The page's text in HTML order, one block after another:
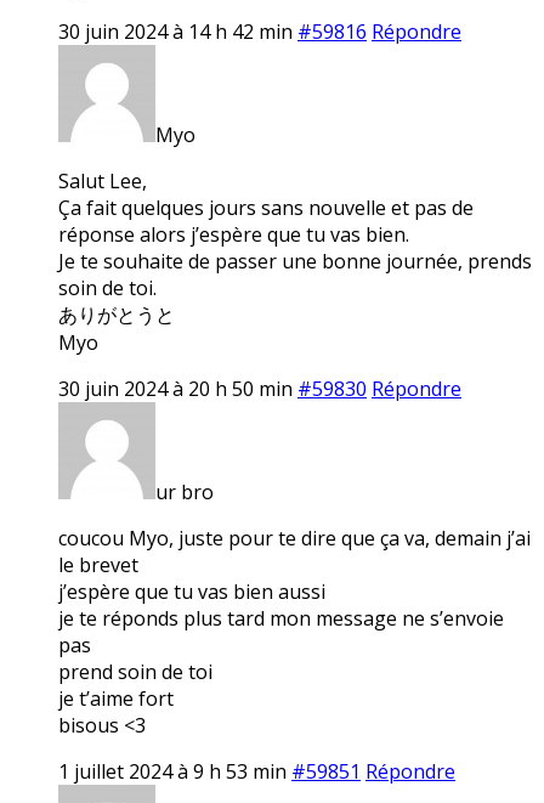
30 juin 2024 à 14 h 42 min #59816 Répondre
Myo
Salut Lee,
Ça fait quelques jours sans nouvelle et pas de
réponse alors j’espère que tu vas bien.
Je te souhaite de passer une bonne journée, prends
soin de toi.
ありがとうと
Myo
30 juin 2024 à 20 h 50 min #59830 Répondre
ur bro
coucou Myo, juste pour te dire que ça va, demain j’ai
le brevet
j’espère que tu vas bien aussi
je te réponds plus tard mon message ne s’envoie
pas
prend soin de toi
je t’aime fort
bisous <3
1 juillet 2024 à 9 h 53 min #59851 Répondre